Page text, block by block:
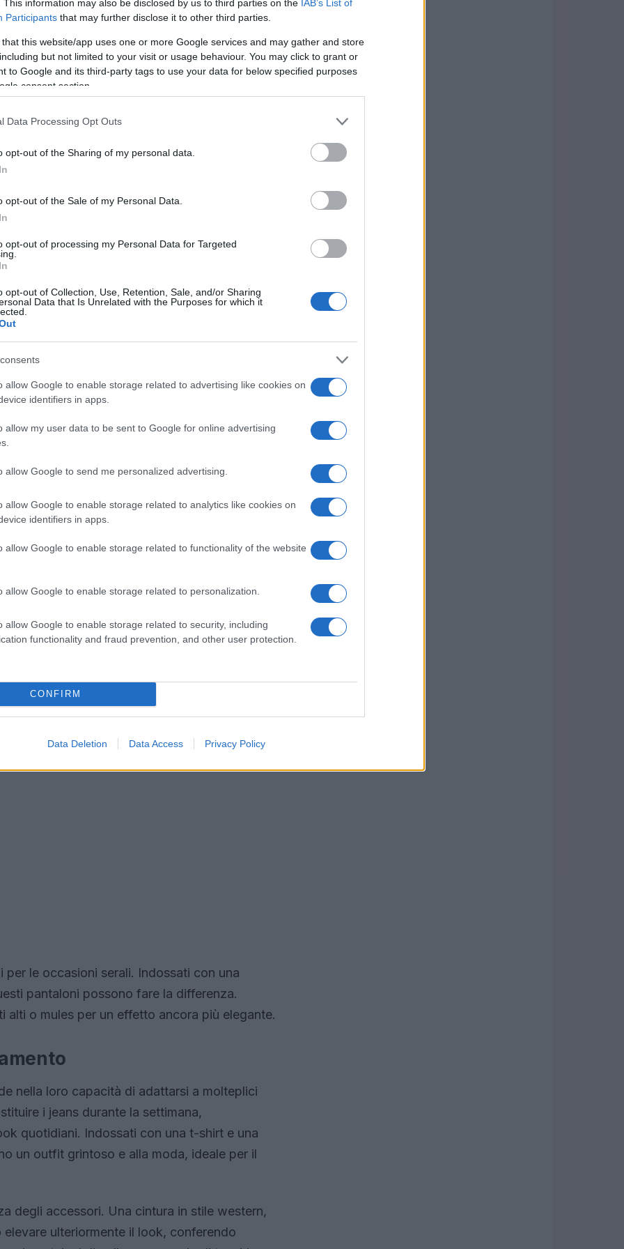
This information may also be disclosed by us to third parties on the IAB’s List of
Participants that may further disclose it to other third parties.
that this website/app uses one or more Google services and may gather and store
but not limited to your visit or usage behaviour. You may click to grant or
to Google and its third-party tags to use your data for below specified purposes
consent section.
Data Processing Opt Outs
opt-out of the Sharing of my personal data.
opt-out of the Sale of my Personal Data.
opt-out of processing my Personal Data for Targeted
opt-out of Collection, Use, Retention, Sale, and/or Sharing
Data that Is Unrelated with the Purposes for which it
allow Google to enable storage related to advertising like cookies on
identifiers in apps.
allow my user data to be sent to Google for online advertising
allow Google to send me personalized advertising.
allow Google to enable storage related to analytics like cookies on
identifiers in apps.
allow Google to enable storage related to functionality of the website
allow Google to enable storage related to personalization.
allow Google to enable storage related to security, including
functionality and fraud prevention, and other user protection.
CONFIRM
Data Deletion Data Access Privacy Policy
intramontabile
un elemento essenziale del guardaroba
qualsiasi outfit li rende ideali per diverse
in una serata informale, i pantaloni neri
maglione a collo alto
i pantaloni di pelle neri con una camicia
e professionale. Per la sera, si consiglia
completando l’outfit con un paio di
di questo capo consente di passare
colori audaci come il
e conferiscono un aspetto più caldo e
ad esempio, possono essere abbinati
per un look informale durante il giorno.
le occasioni serali. Indossati con una
pantaloni possono fare la differenza.
o mules per un effetto ancora più elegante.
nella loro capacità di adattarsi a molteplici
i jeans durante la settimana,
quotidiani. Indossati con una t-shirt e una
un outfit grintoso e alla moda, ideale per il
degli accessori. Una cintura in stile western,
ulteriormente il look, conferendo